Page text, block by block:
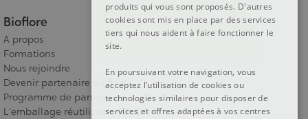
Bioflore
A propos
Formations
Nous rejoindre
Devenir partenaire Bioflore
Programme de parrainage
L'emballage réutilisable RE-ZIP
produits qui vous sont proposés. D'autres
cookies sont mis en place par des services
tiers qui nous aident à faire fonctionner le
site.
En poursuivant votre navigation, vous
acceptez l’utilisation de cookies ou
technologies similaires pour disposer de
services et offres adaptées à vos centres